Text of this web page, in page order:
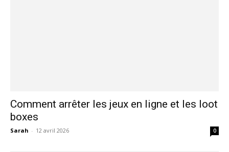
Comment arrêter les jeux en ligne et les loot
boxes
Sarah - 12 avril 2026 0